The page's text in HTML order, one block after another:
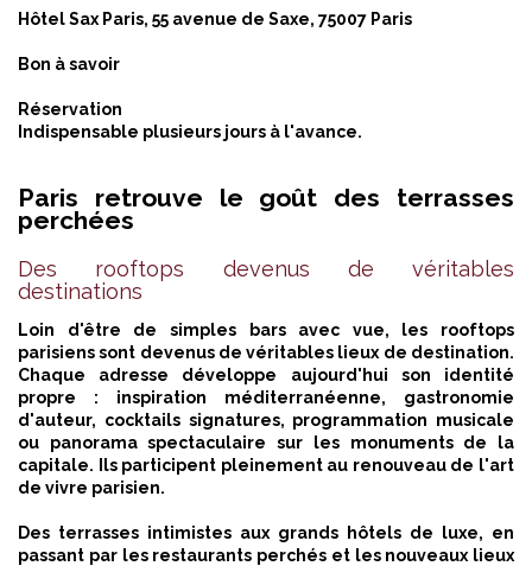
Hôtel Sax Paris, 55 avenue de Saxe, 75007 Paris
Bon à savoir
Réservation
Indispensable plusieurs jours à l'avance.
Paris retrouve le goût des terrasses
perchées
Des rooftops devenus de véritables
destinations
Loin d'être de simples bars avec vue, les rooftops
parisiens sont devenus de véritables lieux de destination.
Chaque adresse développe aujourd'hui son identité
propre : inspiration méditerranéenne, gastronomie
d'auteur, cocktails signatures, programmation musicale
ou panorama spectaculaire sur les monuments de la
capitale. Ils participent pleinement au renouveau de l'art
de vivre parisien.
Des terrasses intimistes aux grands hôtels de luxe, en
passant par les restaurants perchés et les nouveaux lieux